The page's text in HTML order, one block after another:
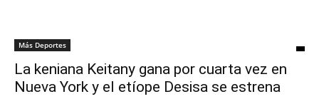
Más Deportes
La keniana Keitany gana por cuarta vez en
Nueva York y el etíope Desisa se estrena